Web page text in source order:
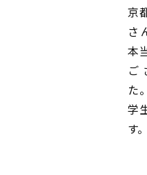
京
さ
本
ご
た
学
す